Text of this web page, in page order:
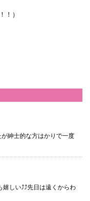
！）
紳士的な方はかりで一度
しい⤴︎⤴先日は遠くからわ